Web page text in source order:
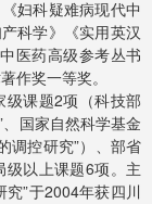
妇科疑难病现代中
科学》《实用英汉
医药高级参考丛书
作奖一等奖。
课题2项（科技部
国家自然科学基金
调控研究”）、部省
以上课题6项。主
”于2004年获四川